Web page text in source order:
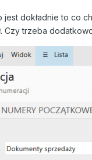
jest dokładnie to co
Czy trzeba